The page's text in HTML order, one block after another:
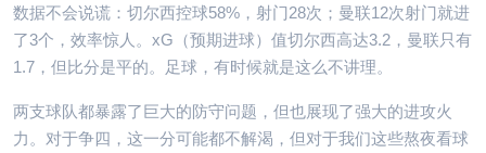
数据不会说谎：切尔西控球58%，射门28次；曼联12次射门就进
了3个，效率惊人。xG（预期进球）值切尔西高达3.2，曼联只有
1.7，但比分是平的。足球，有时候就是这么不讲理。
两支球队都暴露了巨大的防守问题，但也展现了强大的进攻火
力。对于争四，这一分可能都不解渴，但对于我们这些熬夜看球